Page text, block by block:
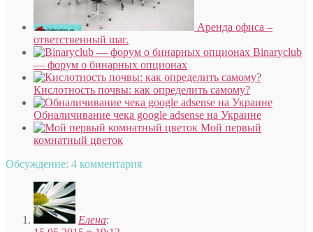
Аренда офиса –
ответственный шаг.
Binaryclub
— форум о бинарных опционах
Кислотность почвы: как определить самому?
Обналичивание чека google adsense на Украине
Мой первый
комнатный цветок
Обсуждение: 4 комментария
Елена: